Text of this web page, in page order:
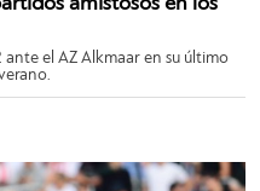
el AZ Alkmaar en su último